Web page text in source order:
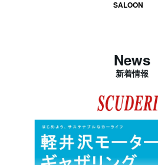
SALOON
News
新着情報